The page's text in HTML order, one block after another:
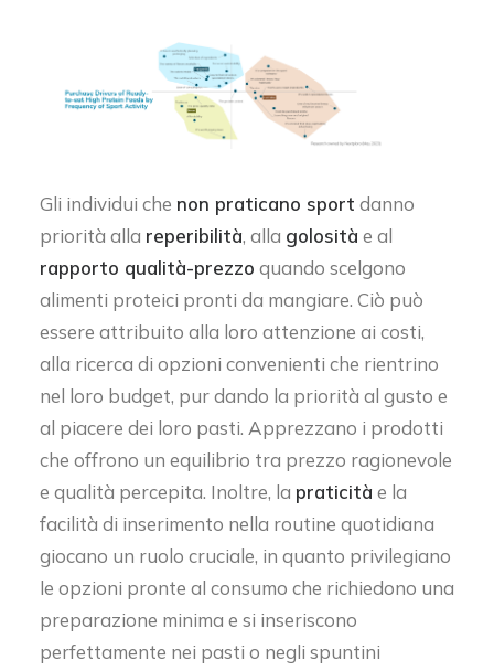
Gli individui che non praticano sport danno
priorità alla reperibilità, alla golosità e al
rapporto qualità-prezzo quando scelgono
alimenti proteici pronti da mangiare. Ciò può
essere attribuito alla loro attenzione ai costi,
alla ricerca di opzioni convenienti che rientrino
nel loro budget, pur dando la priorità al gusto e
al piacere dei loro pasti. Apprezzano i prodotti
che offrono un equilibrio tra prezzo ragionevole
e qualità percepita. Inoltre, la praticità e la
facilità di inserimento nella routine quotidiana
giocano un ruolo cruciale, in quanto privilegiano
le opzioni pronte al consumo che richiedono una
preparazione minima e si inseriscono
perfettamente nei pasti o negli spuntini